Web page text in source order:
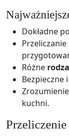
Dokładne
Różne
Bezpieczne
kuchni.